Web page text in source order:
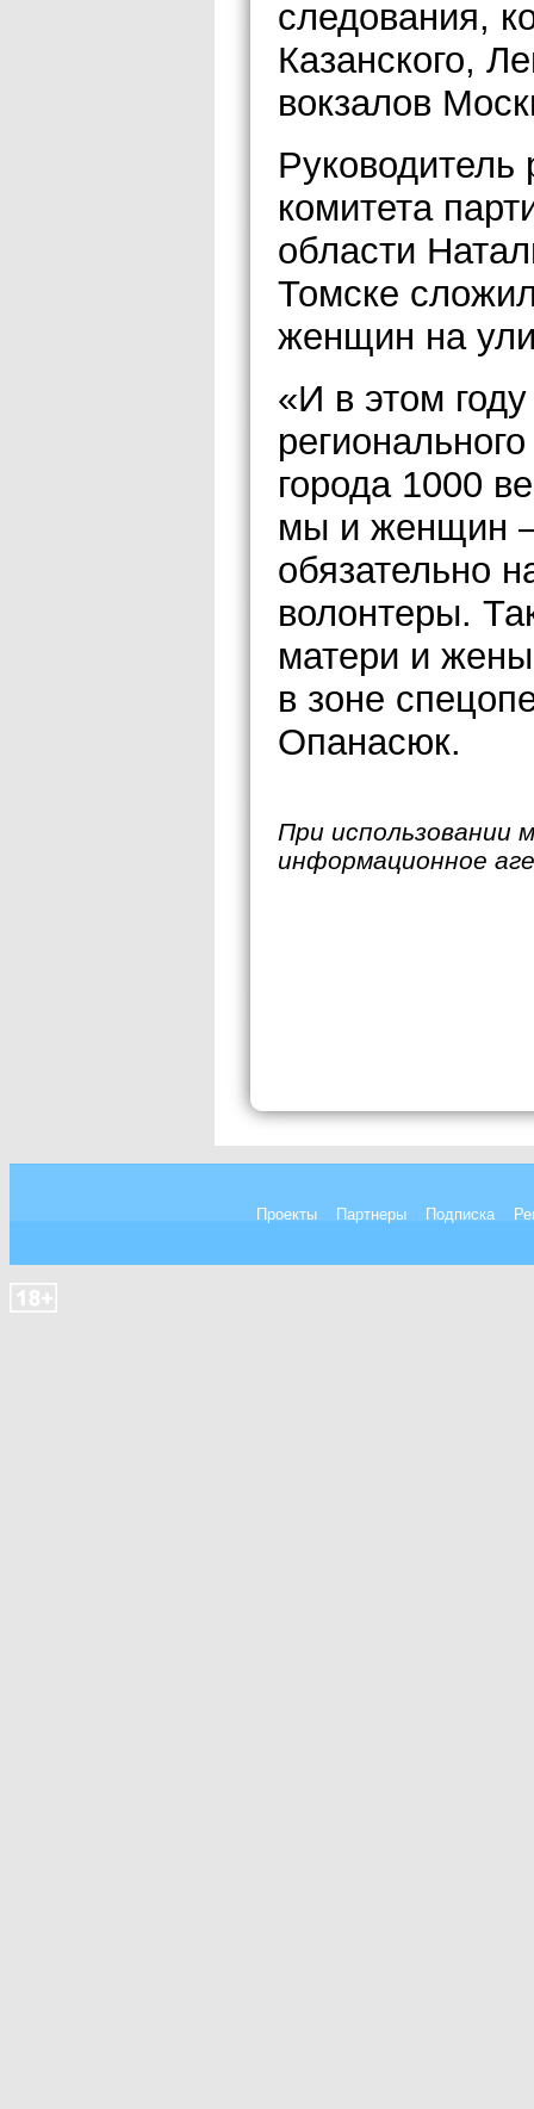
следования,
Казанского,
вокзалов
Руководитель
комитета
области
Томске
женщин на
«И в этом
города 1000
мы и женщин
обязательно
волонтеры.
матери и
в зоне
Опанасюк.
При использовании
информационное
Проекты Партнеры Подписка